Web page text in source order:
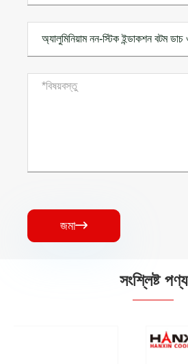
জমা
সংশ্লিষ্ট পণ্য